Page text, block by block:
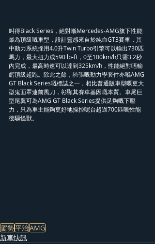
叫得Black Series，絕對喺Mercedes-AMG旗下性能
最為頂級嘅車型，設計靈感來自於純血GT3賽車，其
中動力系統採用4.0升Twin Turbo引擎可以輸出730匹
馬力，最大扭力成590 lb-ft，0至100km/h只需3.2秒
內完成，最高時速可以達到325km/h，性能絕對唔輸
虧頂級超跑。除此之餘，誇張嘅動力學套件亦喺AMG
GT Black Series嘅標誌之一，相比普通版車型嘅更大
型鬼面罩連前風刀，彰顯其賽車基因嘅本質。車尾巨
型尾翼可為AMG GT Black Series提供足夠嘅下壓
力，只為車主能夠更好地操控呢台超過700匹嘅性能
後驅怪獸。
駕勢平治AMG
新車快訊